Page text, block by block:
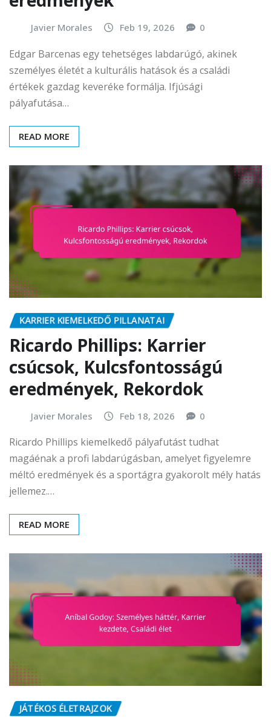
Javier Morales Feb 19, 2026 0
Edgar Barcenas egy tehetséges labdarúgó, akinek
személyes életét a kulturális hatások és a családi
értékek gazdag keveréke formálja. Ifjúsági
pályafutása…
READ MORE
KARRIER KIEMELKEDŐ PILLANATAI
Ricardo Phillips: Karrier
csúcsok, Kulcsfontosságú
eredmények, Rekordok
Javier Morales Feb 18, 2026 0
Ricardo Phillips kiemelkedő pályafutást tudhat
magáénak a profi labdarúgásban, amelyet figyelemre
méltó eredmények és a sportágra gyakorolt mély hatás
jellemez.…
READ MORE
JÁTÉKOS ÉLETRAJZOK